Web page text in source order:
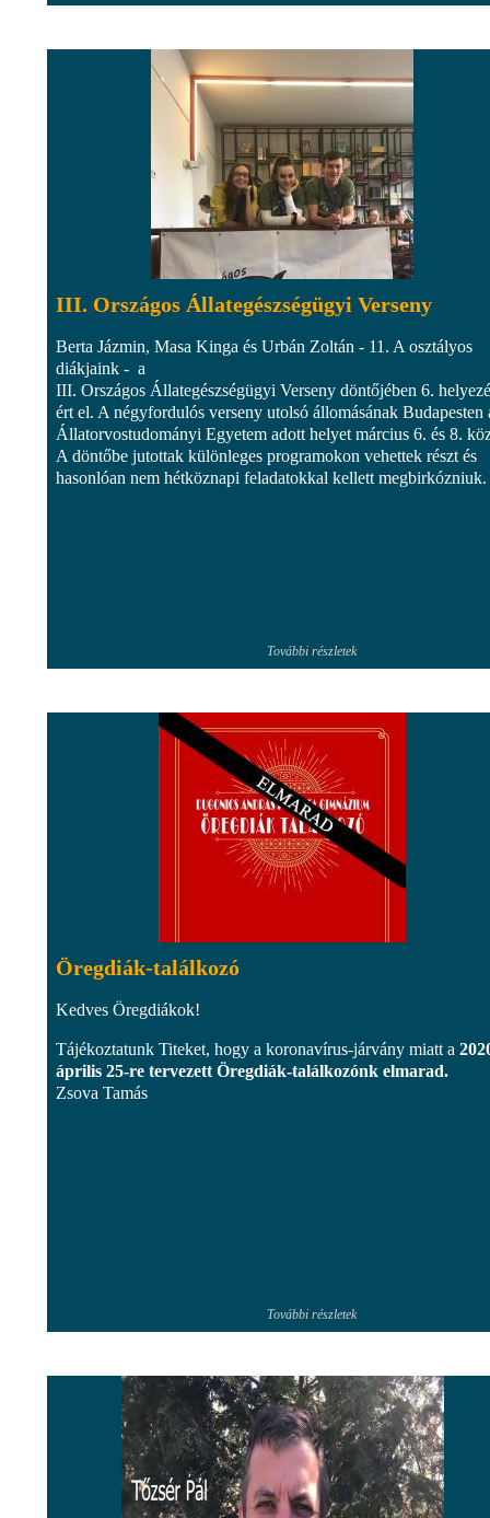
III. Országos Állategészségügyi Verseny
Berta Jázmin, Masa Kinga és Urbán Zoltán - 11. A osztályos
diákjaink - a
III. Országos Állategészségügyi Verseny döntőjében 6.
ért el. A négyfordulós verseny utolsó állomásának Budapesten
Állatorvostudományi Egyetem adott helyet március 6. és 8.
A döntőbe jutottak különleges programokon vehettek részt és
hasonlóan nem hétköznapi feladatokkal kellett megbirkózniuk.
További részletek
Öregdiák-találkozó
Kedves Öregdiákok!
Tájékoztatunk Titeket, hogy a koronavírus-járvány miatt a
április 25-re tervezett Öregdiák-találkozónk elmarad.
Zsova Tamás
További részletek